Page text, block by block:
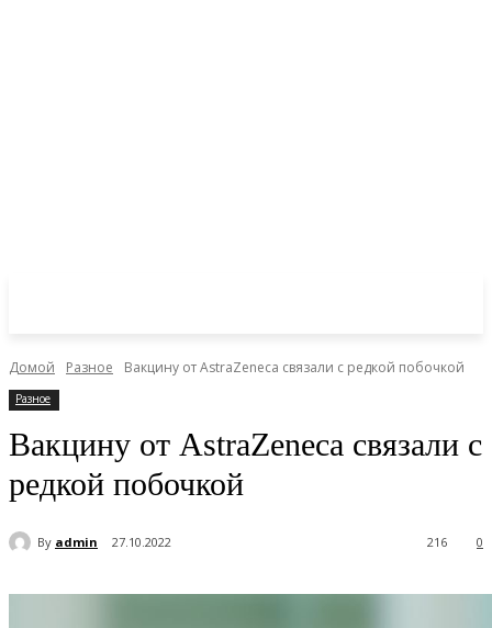
Домой Разное Вакцину от AstraZeneca связали с редкой побочкой
Разное
Вакцину от AstraZeneca связали с
редкой побочкой
By admin 27.10.2022 0
216